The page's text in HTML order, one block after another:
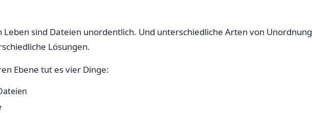
Leben sind Dateien unordentlich. Und unterschiedliche Arten von Unordnung
Lösungen.
Ebene tut es vier Dinge: